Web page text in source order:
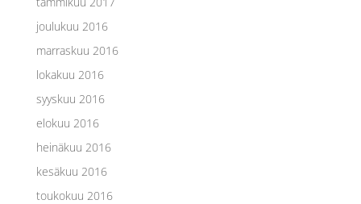
joulukuu 2016
marraskuu 2016
lokakuu 2016
syyskuu 2016
elokuu 2016
heinäkuu 2016
kesäkuu 2016
toukokuu 2016